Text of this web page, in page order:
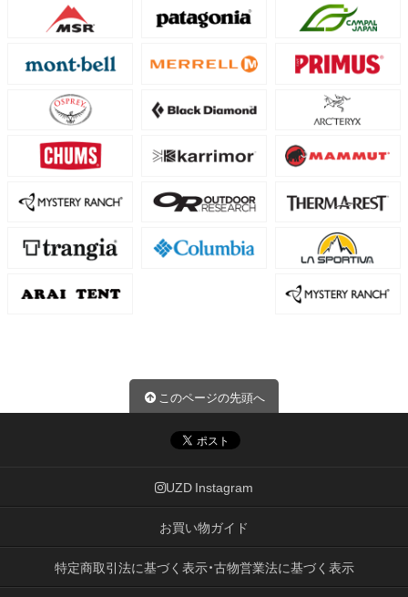
このページの先頭へ
UZD Instagram
お買い物ガイド
特定商取引法に基づく表示・古物営業法に基づく表示